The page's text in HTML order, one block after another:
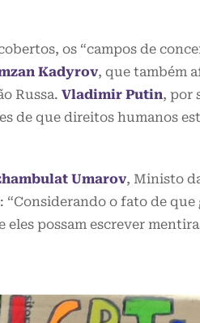
os “campos de
Kadyrov, que também
Russa. Vladimir Putin, por
de que direitos humanos
Umarov, Ministo
“Considerando o fato de
possam escrever